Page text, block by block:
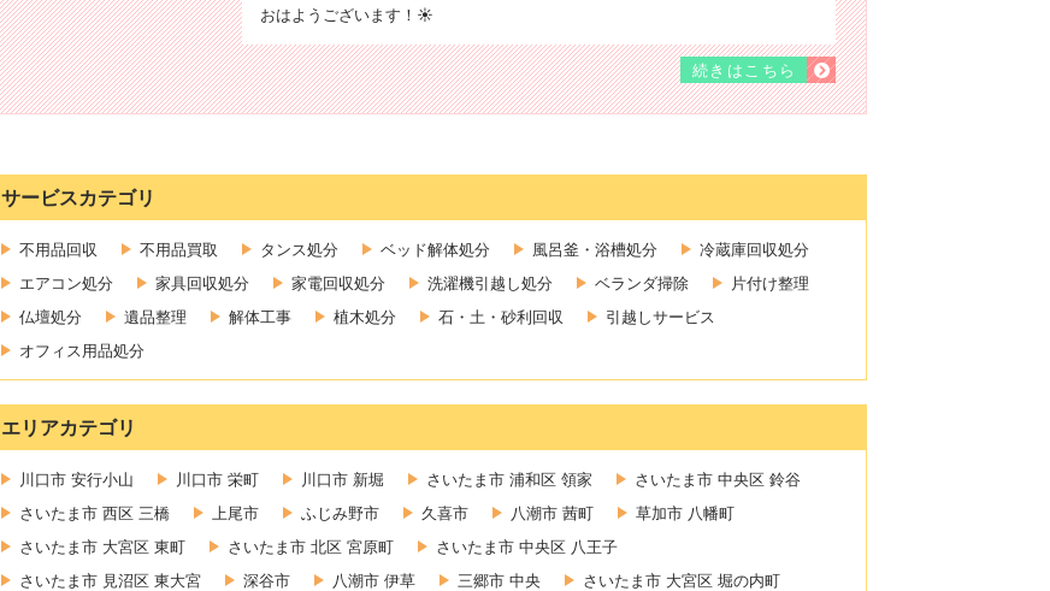
おはようございます！☀️
続きはこちら
サービスカテゴリ
不用品回収 不用品買取 タンス処分 ベッド解体処分 風呂釜・浴槽処分
冷蔵庫回収処分
エアコン処分
家具回収処分 家電回収処分 洗濯機引越し処分 ベランダ掃除
片付け整理
仏壇処分
遺品整理 解体工事 植木処分 石・土・砂利回収
引越しサービス
オフィス用品処分
エリアカテゴリ
川口市 安行小山 川口市 栄町 川口市 新堀 さいたま市 浦和区 領家
さいたま市 中央区 鈴谷
さいたま市 西区 三橋
上尾市 ふじみ野市 久喜市 八潮市 茜町
草加市 八幡町
さいたま市 大宮区 東町
さいたま市 北区 宮原町
さいたま市 中央区 八王子
さいたま市 見沼区 東大宮
深谷市 八潮市 伊草 三郷市 中央
さいたま市 大宮区 堀の内町